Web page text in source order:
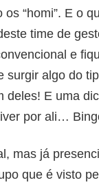
os “homi”. E o
time de
e
surgir algo do
deles! E uma
por ali…
mas já
que é visto